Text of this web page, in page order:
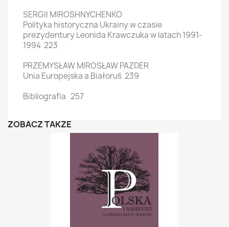
SERGII MIROSHNYCHENKO
Polityka historyczna Ukrainy w czasie
prezydentury Leonida Krawczuka w latach 1991-
1994 223
PRZEMYSŁAW MIROSŁAW PAZDER
Unia Europejska a Białoruś 239
Bibliografia 257
ZOBACZ TAKŻE